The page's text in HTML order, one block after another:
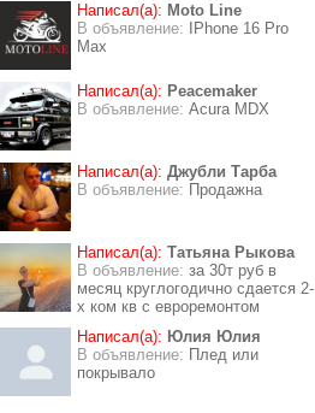
Написал(а): Moto Line
В объявление:
IPhone 16 Pro
Max
Написал(а): Peacemaker
В объявление: Acura MDX
Написал(а): Джубли Тарба
В объявление: Продажна
Написал(а): Татьяна Рыкова
В объявление: за 30т руб в
месяц круглогодично сдается 2-
х ком кв с евроремонтом
Написал(а): Юлия Юлия
В объявление: Плед или
покрывало